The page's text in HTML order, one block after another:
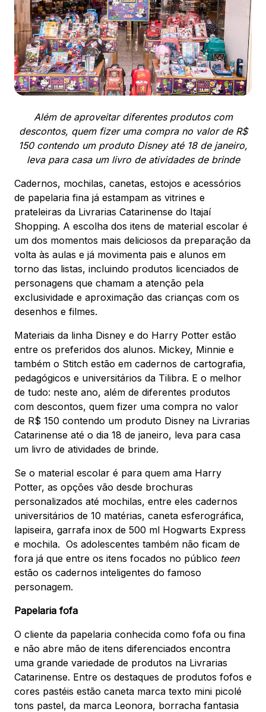
Ver local
Chamar Uber
(47) 3348-4609
Comodidades Eventos
Vitrine virtual
Além de aproveitar diferentes produtos com
descontos, quem fizer uma compra no valor de R$
150 contendo um produto Disney até 18 de janeiro,
leva para casa um livro de atividades de brinde
Cadernos, mochilas, canetas, estojos e acessórios
de papelaria fina já estampam as vitrines e
prateleiras da Livrarias Catarinense do Itajaí
Shopping. A escolha dos itens de material escolar é
um dos momentos mais deliciosos da preparação da
volta às aulas e já movimenta pais e alunos em
torno das listas, incluindo produtos licenciados de
personagens que chamam a atenção pela
exclusividade e aproximação das crianças com os
desenhos e filmes.
Materiais da linha Disney e do Harry Potter estão
entre os preferidos dos alunos. Mickey, Minnie e
também o Stitch estão em cadernos de cartografia,
pedagógicos e universitários da Tilibra. E o melhor
de tudo: neste ano, além de diferentes produtos
com descontos, quem fizer uma compra no valor
de R$ 150 contendo um produto Disney na Livrarias
Catarinense até o dia 18 de janeiro, leva para casa
um livro de atividades de brinde.
Se o material escolar é para quem ama Harry
Potter, as opções vão desde brochuras
personalizados até mochilas, entre eles cadernos
universitários de 10 matérias, caneta esferográfica,
lapiseira, garrafa inox de 500 ml Hogwarts Express
e mochila. Os adolescentes também não ficam de
fora já que entre os itens focados no público teen
estão os cadernos inteligentes do famoso
personagem.
Papelaria fofa
O cliente da papelaria conhecida como fofa ou fina
e não abre mão de itens diferenciados encontra
uma grande variedade de produtos na Livrarias
Catarinense. Entre os destaques de produtos fofos e
cores pastéis estão caneta marca texto mini picolé
tons pastel, da marca Leonora, borracha fantasia